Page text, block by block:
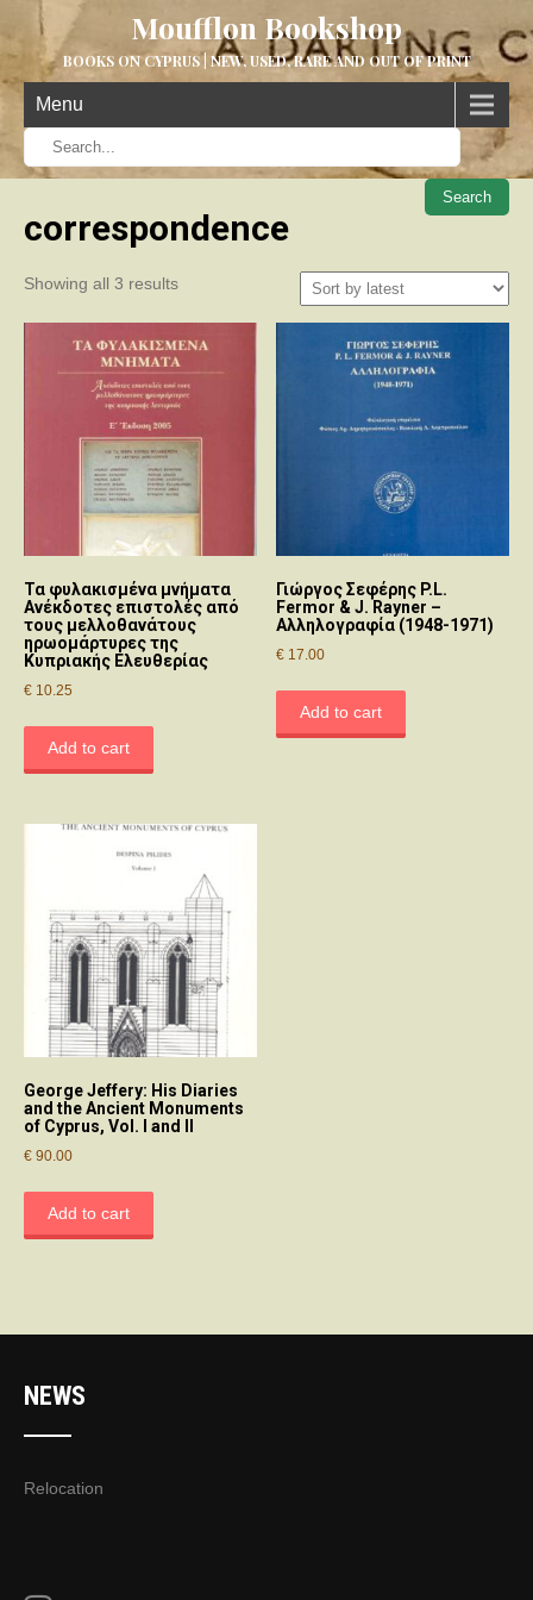
Moufflon Bookshop
BOOKS ON CYPRUS | NEW, USED, RARE AND OUT OF PRINT
Menu
When
correspondence
Showing all 3 resultsSorted
Τα φυλακισμένα μνήματα
Ανέκδοτες επιστολές από
τους μελλοθανάτους
ηρωομάρτυρες της
Κυπριακής Ελευθερίας
€ 10.25
Add to cart
Γιώργος Σεφέρης P.L.
Fermor & J. Rayner –
Αλληλογραφία (1948-1971)
€ 17.00
Add to cart
George Jeffery: His Diaries
and the Ancient Monuments
of Cyprus, Vol. I and II
€ 90.00
Add to cart
NEWS
Relocation